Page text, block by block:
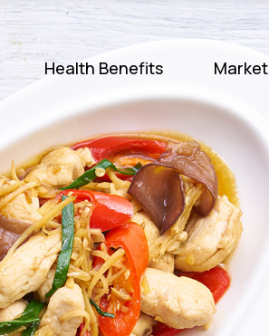
Health Benefits Market